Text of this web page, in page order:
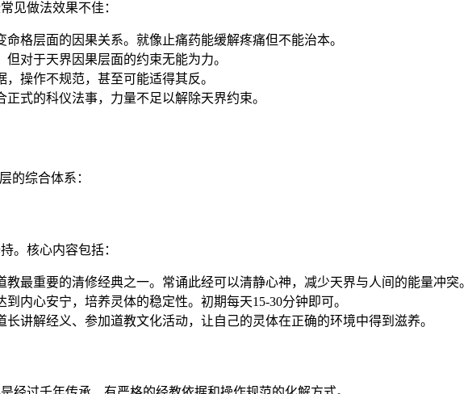
见做法效果不佳：
格层面的因果关系。就像止痛药能缓解疼痛但不能治本。
对于天界因果层面的约束无能为力。
操作不规范，甚至可能适得其反。
式的科仪法事，力量不足以解除天界约束。
的综合体系：
。核心内容包括：
教最重要的清修经典之一。常诵此经可以清静心神，减少天界与人间的能量冲突
到内心安宁，培养灵体的稳定性。初期每天15-30分钟即可。
长讲解经义、参加道教文化活动，让自己的灵体在正确的环境中得到滋养。